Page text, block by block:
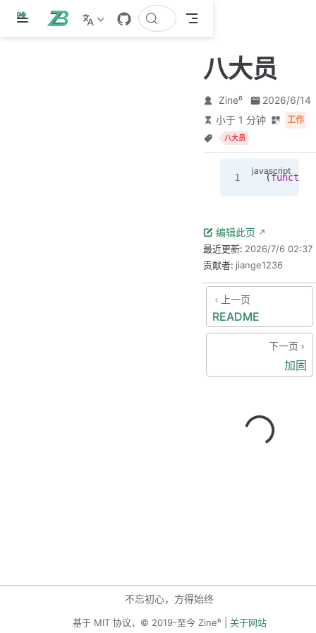
跳
八大员
Zine⁶
2026/6/14
小于 1 分钟
工作
八大员
(function
编辑此页
最近更新: 2026/7/6 02:37
贡献者: jiange1236
上一页
README
下一页
加固
不忘初心，方得始终
基于 MIT 协议，© 2019-至今 Zine⁶ | 关于网站